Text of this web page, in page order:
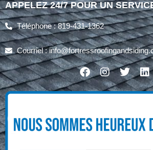
APPELEZ 24/7 POUR UN
Téléphone : 819-431-1362
Courriel :